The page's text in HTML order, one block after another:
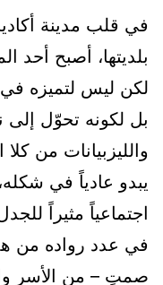
في قلب مدينة
بلديتها، أصبح أحد
لكن ليس لتميزه في
بل لكونه تحوّل إلى
والليزبيانات من
يبدو عادياً في
اجتماعياً مثيراً
في عدد رواده من
صمتٍ – من الأسر